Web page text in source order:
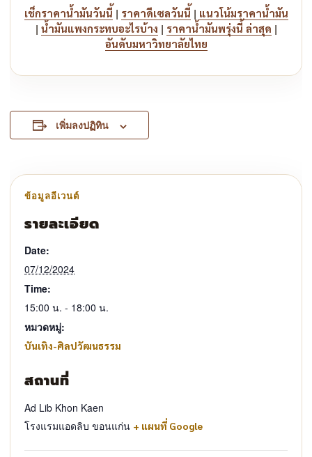
เช็กราคาน้ำมันวันนี้ | ราคาดีเซลวันนี้ | แนวโน้มราคาน้ำมัน
| น้ำมันแพงกระทบอะไรบ้าง | ราคาน้ำมันพรุ่งนี้ ล่าสุด |
อันดับมหาวิทยาลัยไทย
เพิ่มลงปฏิทิน
รายละเอียด
Date:
07/12/2024
Time:
15:00 น. - 18:00 น.
หมวดหมู่:
บันเทิง-ศิลปวัฒนธรรม
สถานที่
Ad Lib Khon Kaen
โรงแรมแอดลิบ ขอนแก่น + แผนที่ Google